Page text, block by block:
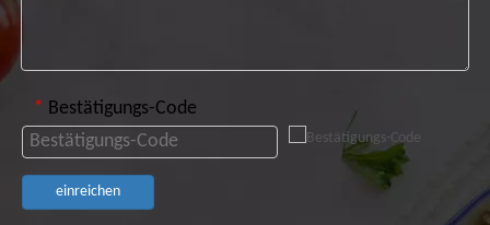
* Bestätigungs-Code
einreichen